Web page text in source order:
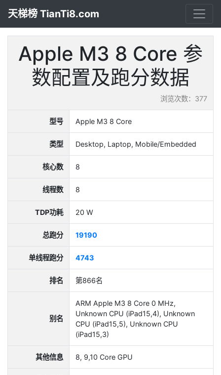
天梯榜 TianTi8.com
Apple M3 8 Core 参
数配置及跑分数据
浏览次数：377
型号 Apple M3 8 Core
类型 Desktop, Laptop, Mobile/Embedded
核心数 8
线程数 8
TDP功耗 20 W
总跑分 19190
单线程跑分 4743
排名 第866名
别名
ARM Apple M3 8 Core 0 MHz,
Unknown CPU (iPad15,4), Unknown
CPU (iPad15,5), Unknown CPU
(iPad15,3)
其他信息 8, 9,10 Core GPU